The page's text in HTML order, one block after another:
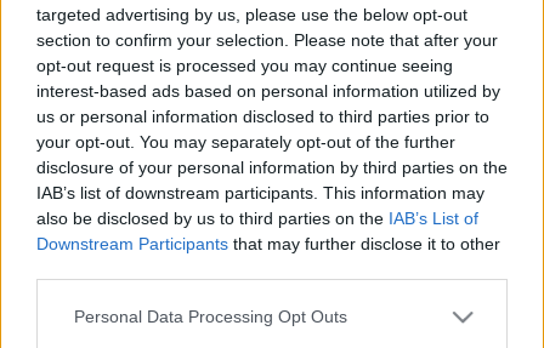
targeted advertising by us, please use the below opt-out
section to confirm your selection. Please note that after your
opt-out request is processed you may continue seeing
interest-based ads based on personal information utilized by
us or personal information disclosed to third parties prior to
your opt-out. You may separately opt-out of the further
disclosure of your personal information by third parties on the
IAB’s list of downstream participants. This information may
also be disclosed by us to third parties on the IAB’s List of
Downstream Participants that may further disclose it to other
Please note that this website/app uses one or more Google
Personal Data Processing Opt Outs
Interjú Benjivel
Makkur•2009. szeptember 01.
Benjivel még akkor ismerkedtem meg mikor az első
zenekarával a Primitive Society nevü bandával
turnéztak errefelé.Benji egyébként magyar csak ...